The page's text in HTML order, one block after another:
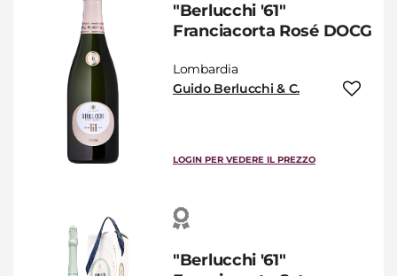
"Berlucchi '61"
Franciacorta Rosé DOCG
Lombardia
Guido Berlucchi & C.
LOGIN PER VEDERE IL PREZZO
"Berlucchi '61"